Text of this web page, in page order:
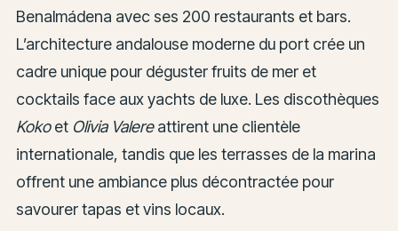
Benalmádena avec ses 200 restaurants et bars.
L’architecture andalouse moderne du port crée un
cadre unique pour déguster fruits de mer et
cocktails face aux yachts de luxe. Les discothèques
Kokoet Olivia Valereattirent une clientèle
internationale, tandis que les terrasses de la marina
offrent une ambiance plus décontractée pour
savourer tapas et vins locaux.